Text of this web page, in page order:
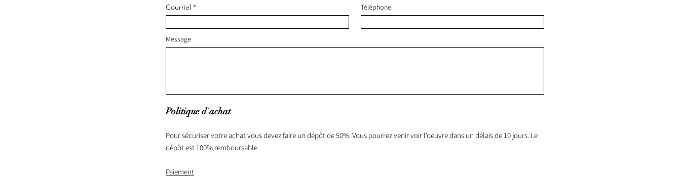
Courriel Téléphone
Message
Politique d'achat
Pour sécuriser votre achat vous devez faire un dépôt de 50%. Vous pourrez venir voir l'oeuvre dans un délais de 10 jours. Le
dépôt est 100% remboursable.
Paiement